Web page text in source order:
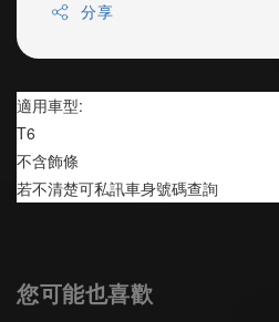
分享
適用車型:
T6
不含飾條
若不清楚可私訊車身號碼查詢
您可能也喜歡